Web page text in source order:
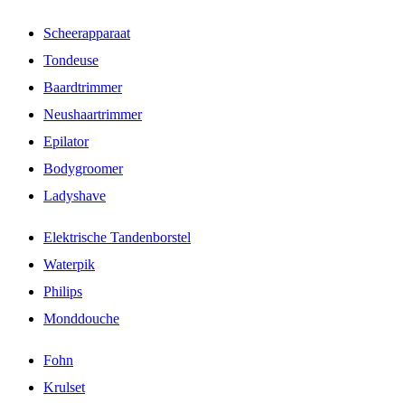
Scheerapparaat
Tondeuse
Baardtrimmer
Neushaartrimmer
Epilator
Bodygroomer
Ladyshave
Elektrische Tandenborstel
Waterpik
Philips
Monddouche
Fohn
Krulset